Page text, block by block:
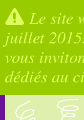
Le site
juillet
vous
dédiés au